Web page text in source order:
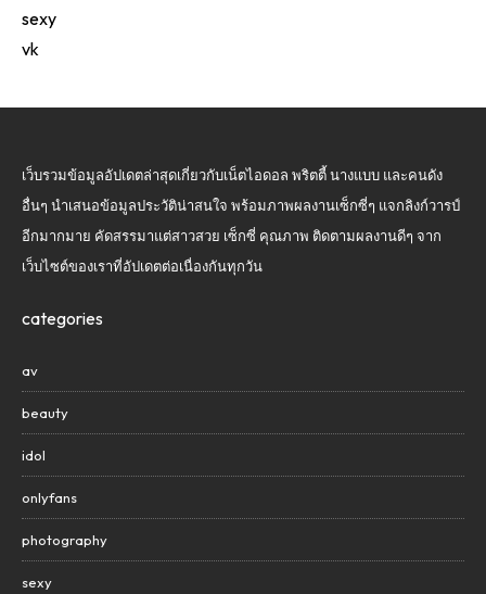
sexy
vk
เว็บรวมข้อมูลอัปเดตล่าสุดเกี่ยวกับเน็ตไอดอล พริตตี้ นางแบบ และคนดัง
อื่นๆ นำเสนอข้อมูลประวัติน่าสนใจ พร้อมภาพผลงานเซ็กซี่ๆ แจกลิงก์วารป์
อีกมากมาย คัดสรรมาแต่สาวสวย เซ็กซี่ คุณภาพ ติดตามผลงานดีๆ จาก
เว็บไซต์ของเราที่อัปเดตต่อเนื่องกันทุกวัน
categories
av
beauty
idol
onlyfans
photography
sexy